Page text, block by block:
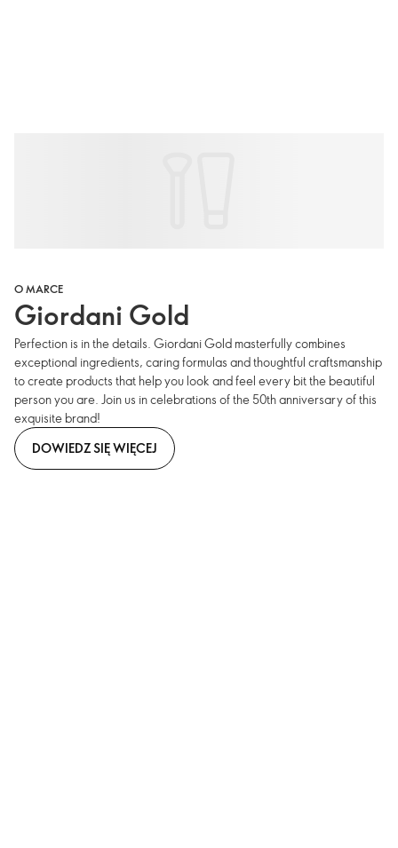
O MARCE
Giordani Gold
Perfection is in the details. Giordani Gold masterfully combines
exceptional ingredients, caring formulas and thoughtful craftsmanship
to create products that help you look and feel every bit the beautiful
person you are. Join us in celebrations of the 50th anniversary of this
exquisite brand!
DOWIEDZ SIĘ WIĘCEJ